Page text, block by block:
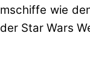
wie
Star Wars